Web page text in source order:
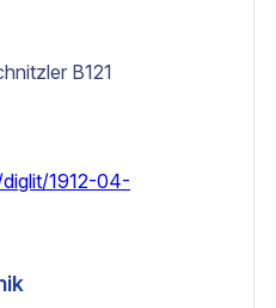
B121
1912-04-